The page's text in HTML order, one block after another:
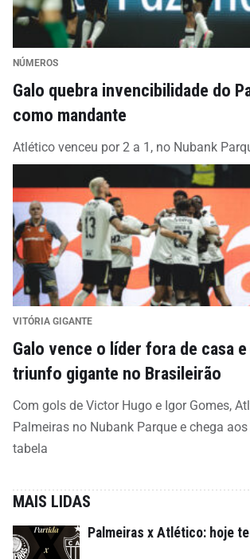
NÚMEROS
Galo quebra invencibilidade do
como mandante
Atlético venceu por 2 a 1, no Nubank
VITÓRIA GIGANTE
Galo vence o líder fora de casa
triunfo gigante no Brasileirão
Com gols de Victor Hugo e Igor Gomes,
Palmeiras no Nubank Parque e chega
tabela
MAIS LIDAS
Palmeiras x Atlético: hoje